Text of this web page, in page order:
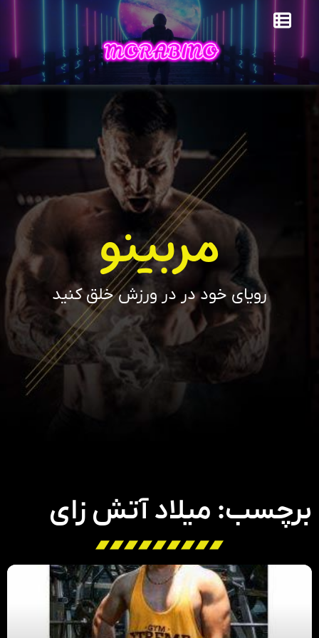
مربینو
رویای خود در در ورزش خلق کنید
برچسب: میلاد آتش زای